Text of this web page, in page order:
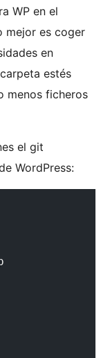
WP en el
mejor es coger
en
estés
menos ficheros
el git
WordPress: